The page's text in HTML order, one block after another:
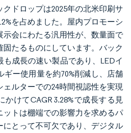
ドロップは2025年の北米印刷サ
を占めました。屋内プロモーシ
示会にわたる汎用性が、数量面で
たるものにしています。バック
成長の速い製品であり、LEDイ
ギー使用量を約70%削減し、店舗
ェルターでの24時間視認性を実現
かけてCAGR 3.28%で成長する見
トは棚端での影響力を求めるパ
にとって不可欠であり、デジタル